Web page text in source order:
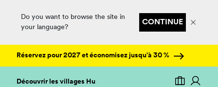
Do you want to browse the site in
your language?
CONTINUE
Réservez pour 2027 et économisez jusqu'à 30 %
Découvrir les villages Hu